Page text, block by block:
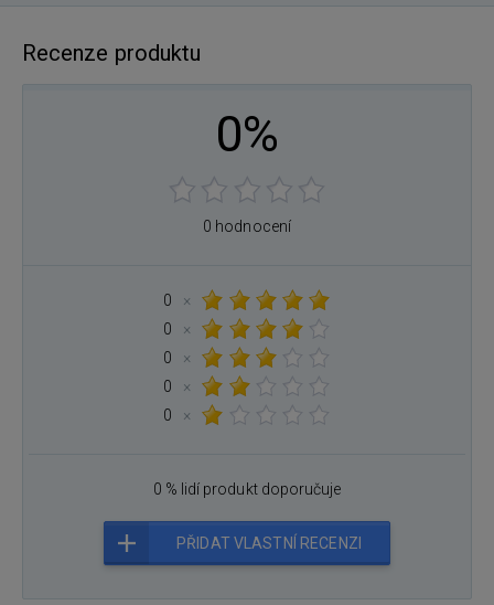
Recenze produktu
0%
0 hodnocení
0
×
0
×
0
×
0
×
0
×
0 % lidí produkt doporučuje
PŘIDAT VLASTNÍ RECENZI